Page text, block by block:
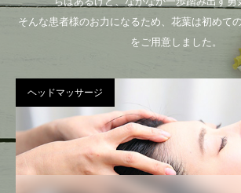
そんな患者様のお力になるため、花葉は初めて
をご用意しました。
ヘッドマッサージ